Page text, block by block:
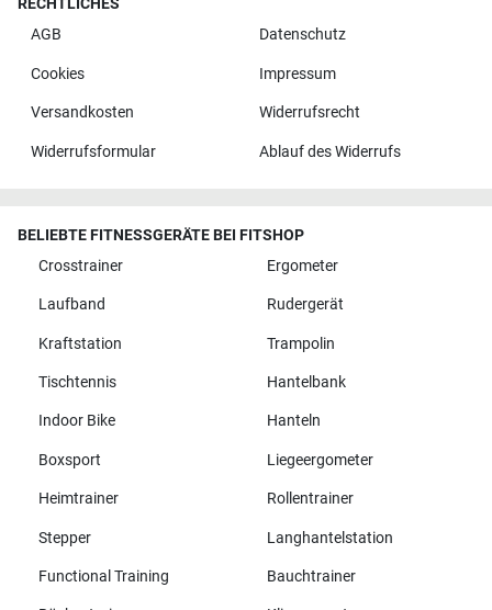
RECHTLICHES
AGB
Datenschutz
Cookies Impressum
Versandkosten Widerrufsrecht
Widerrufsformular Ablauf des Widerrufs
BELIEBTE FITNESSGERÄTE BEI FITSHOP
Crosstrainer
Ergometer
Laufband Rudergerät
Kraftstation Trampolin
Tischtennis Hantelbank
Indoor Bike Hanteln
Boxsport Liegeergometer
Heimtrainer Rollentrainer
Stepper Langhantelstation
Functional Training Bauchtrainer